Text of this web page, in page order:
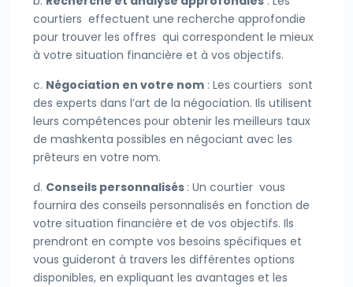
courtiers effectuent une recherche approfondie
pour trouver les offres qui correspondent le mieux
à votre situation financière et à vos objectifs.
c. Négociation en votre nom : Les courtiers sont
des experts dans l’art de la négociation. Ils utilisent
leurs compétences pour obtenir les meilleurs taux
de mashkenta possibles en négociant avec les
prêteurs en votre nom.
d. Conseils personnalisés : Un courtier vous
fournira des conseils personnalisés en fonction de
votre situation financière et de vos objectifs. Ils
prendront en compte vos besoins spécifiques et
vous guideront à travers les différentes options
disponibles, en expliquant les avantages et les